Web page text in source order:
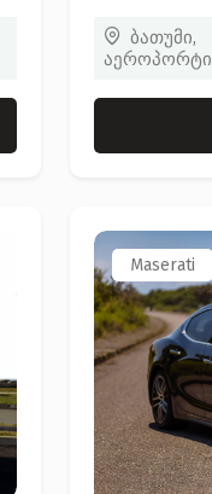
ბათუმი,
აეროპორტი
Maserati